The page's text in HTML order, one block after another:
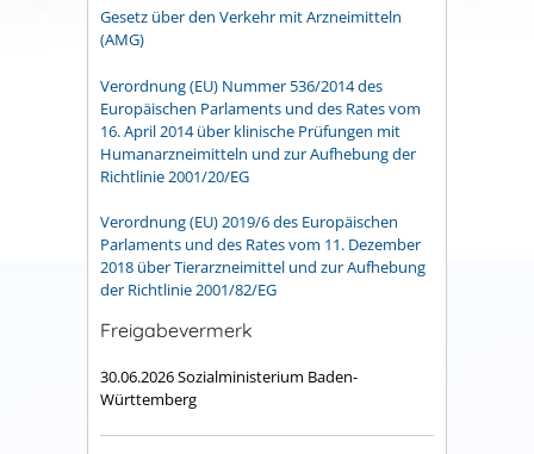
Gesetz über den Verkehr mit Arzneimitteln
(AMG)
Verordnung (EU) Nummer 536/2014 des
Europäischen Parlaments und des Rates vom
16. April 2014 über klinische Prüfungen mit
Humanarzneimitteln und zur Aufhebung der
Richtlinie 2001/20/EG
Verordnung (EU) 2019/6 des Europäischen
Parlaments und des Rates vom 11. Dezember
2018 über Tierarzneimittel und zur Aufhebung
der Richtlinie 2001/82/EG
Freigabevermerk
30.06.2026 Sozialministerium Baden-
Württemberg